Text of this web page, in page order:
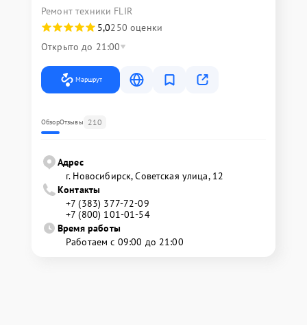
Ремонт техники FLIR
5,0250 оценки
Открыто до 21:00
Маршрут
ОбзорОтзывы 210
Адрес
г. Новосибирск, Советская улица, 12
Контакты
+7 (383) 377-72-09
+7 (800) 101-01-54
Время работы
Работаем с 09:00 до 21:00